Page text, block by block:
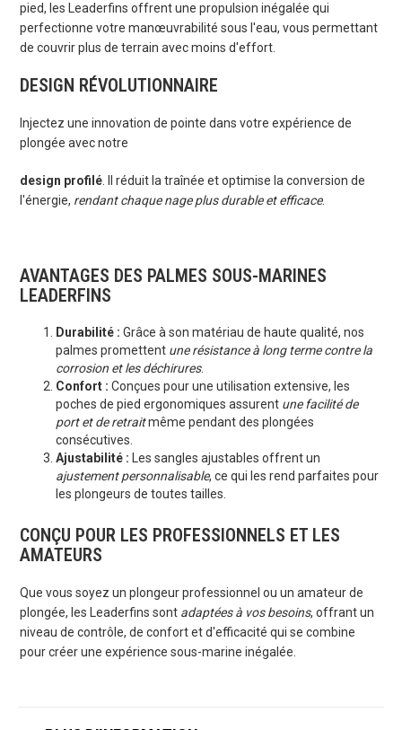
pied, les Leaderfins offrent une propulsion inégalée qui
perfectionne votre manœuvrabilité sous l'eau, vous permettant
de couvrir plus de terrain avec moins d'effort.
DESIGN RÉVOLUTIONNAIRE
Injectez une innovation de pointe dans votre expérience de
plongée avec notre
design profilé . Il réduit la traînée et optimise la conversion de
l'énergie, rendant chaque nage plus durable et efficace.
AVANTAGES DES PALMES SOUS-MARINES
LEADERFINS
Durabilité : Grâce à son matériau de haute qualité, nos
palmes promettent une résistance à long terme contre la
corrosion et les déchirures.
Confort : Conçues pour une utilisation extensive, les
poches de pied ergonomiques assurent une facilité de
port et de retraitmême pendant des plongées
consécutives.
Ajustabilité : Les sangles ajustables offrent un
ajustement personnalisable, ce qui les rend parfaites pour
les plongeurs de toutes tailles.
CONÇU POUR LES PROFESSIONNELS ET LES
AMATEURS
Que vous soyez un plongeur professionnel ou un amateur de
plongée, les Leaderfins sont adaptées à vos besoins, offrant un
niveau de contrôle, de confort et d'efficacité qui se combine
pour créer une expérience sous-marine inégalée.